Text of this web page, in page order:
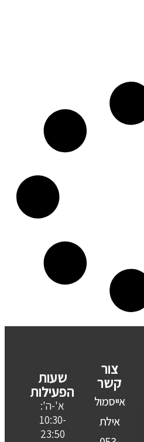
צור
קשר
אייסמול
אילת
שעות
הפעילות
א'-ה':
10:30-
23:50